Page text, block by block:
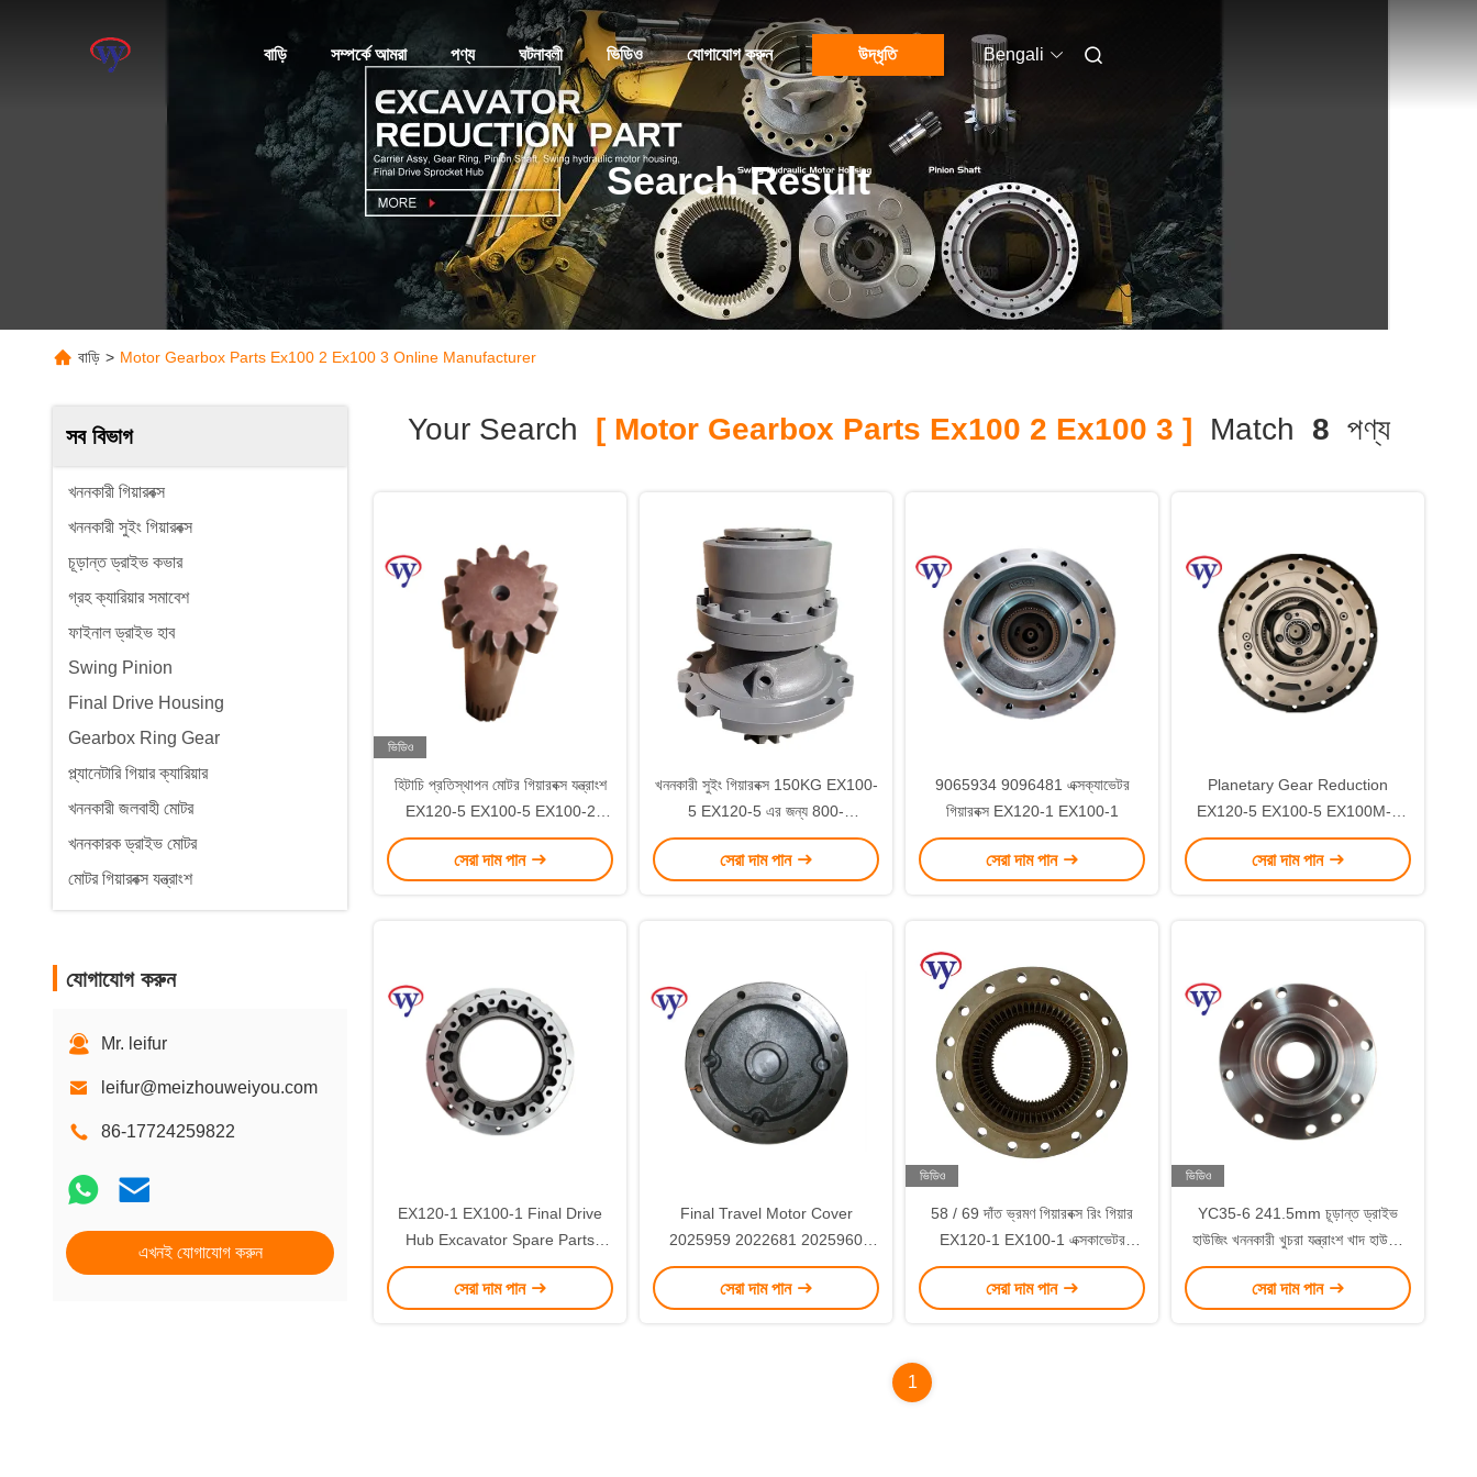
বাড়ি সম্পর্কে আমরা পণ্য ঘটনাবলী ভিডিও যোগাযোগ করুন উদ্ধৃতি Bengali
Search Result
বাড়ি > Motor Gearbox Parts Ex100 2 Ex100 3 Online Manufacturer
সব বিভাগ
খননকারী গিয়ারবক্স
খননকারী সুইং গিয়ারবক্স
চূড়ান্ত ড্রাইভ কভার
গ্রহ ক্যারিয়ার সমাবেশ
ফাইনাল ড্রাইভ হাব
Swing Pinion
Final Drive Housing
Gearbox Ring Gear
প্ল্যানেটারি গিয়ার ক্যারিয়ার
খননকারী জলবাহী মোটর
খননকারক ড্রাইভ মোটর
মোটর গিয়ারবক্স যন্ত্রাংশ
যোগাযোগ করুন
Mr. leifur
leifur@meizhouweiyou.com
86-17724259822
এখনই যোগাযোগ করুন
Your Search [ Motor Gearbox Parts Ex100 2 Ex100 3 ] Match 8 পণ্য
ভিডিও
হিটাচি প্রতিস্থাপন মোটর গিয়ারবক্স যন্ত্রাংশ
EX120-5 EX100-5 EX100-2
EX100-3 2028798
সেরা দাম পান
খননকারী সুইং গিয়ারবক্স 150KG EX100-
5 EX120-5 এর জন্য 800-
100000N.m
সেরা দাম পান
9065934 9096481 এক্সক্যাভেটর
গিয়ারবক্স EX120-1 EX100-1
সেরা দাম পান
Planetary Gear Reduction
EX120-5 EX100-5 EX100M-5
Gearbox Types 9156719
9156189 9161387
সেরা দাম পান
EX120-1 EX100-1 Final Drive
Hub Excavator Spare Parts
1009401
সেরা দাম পান
Final Travel Motor Cover
2025959 2022681 2025960
EX120-1 EX100-1
সেরা দাম পান
ভিডিও
58 / 69 দাঁত ভ্রমণ গিয়ারবক্স রিং গিয়ার
EX120-1 EX100-1 এক্সকাভেটর
1010014
সেরা দাম পান
ভিডিও
YC35-6 241.5mm চূড়ান্ত ড্রাইভ
হাউজিং খননকারী খুচরা যন্ত্রাংশ খাদ হাউজিং
13kg
সেরা দাম পান
1